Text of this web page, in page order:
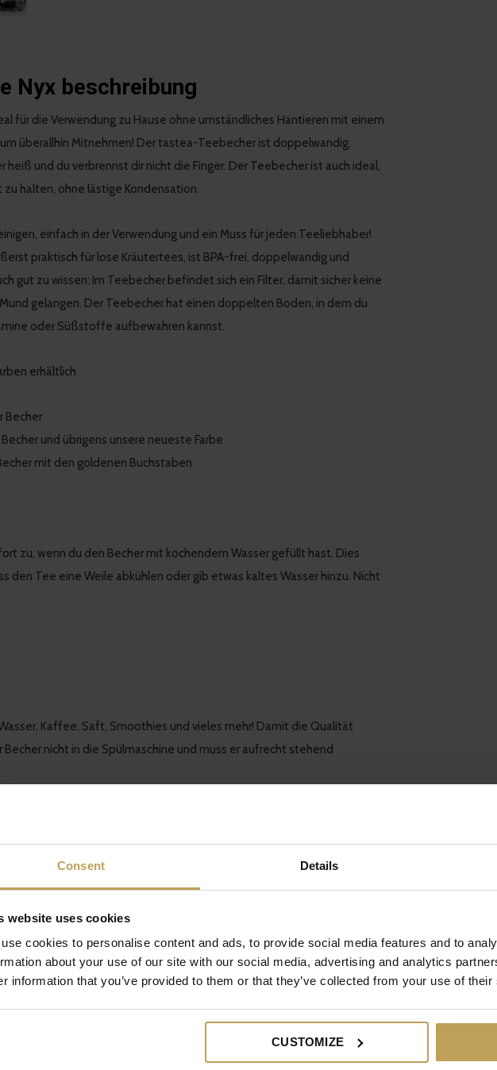
Consent Details
website uses cookies
cookies to personalise content and ads, to provide social media features and to
about your use of our site with our social media, advertising and analytics
information that you’ve provided to them or that they’ve collected from your use of
CUSTOMIZE
Nyx beschreibung
für die Verwendung zu Hause ohne umständliches Hantieren mit einem
überallhin Mitnehmen! Der tastea-Teebecher ist doppelwandig.
heiß und du verbrennst dir nicht die Finger. Der Teebecher ist auch ideal,
halten, ohne lästige Kondensation.
einfach in der Verwendung und ein Muss für jeden Teeliebhaber!
praktisch für lose Kräutertees, ist BPA-frei, doppelwandig und
gut zu wissen: Im Teebecher befindet sich ein Filter, damit sicher keine
gelangen. Der Teebecher hat einen doppelten Boden, in dem du
oder Süßstoffe aufbewahren kannst.
erhältlich
Becher
und übrigens unsere neueste Farbe
mit den goldenen Buchstaben
zu, wenn du den Becher mit kochendem Wasser gefüllt hast. Dies
den Tee eine Weile abkühlen oder gib etwas kaltes Wasser hinzu. Nicht
Kaffee, Saft, Smoothies und vieles mehr! Damit die Qualität
nicht in die Spülmaschine und muss er aufrecht stehend
Mehr Spaß, schmackhafter und
gesünder
Liebe für dich und
Planeten